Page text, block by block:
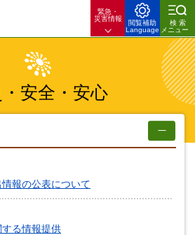
緊急・
災害情報
閲覧補助
Language
検索
メニュー
・安全・安心
報の公表について
る情報提供